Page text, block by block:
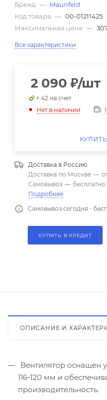
Бренд — Maunfeld
Код товара — 00-01211425
Максимальная цена —
Все характеристики
2 090 ₽/шт
+ 42 на счет
Нет в наличии
Доставка в Россию
Доставка по Москве —
Самовывоз — бесплатно
Подробнее
Самовывоз сегодня -
КУПИТЬ В КРЕДИТ
ОПИСАНИЕ И
Вентилятор оснащен
116-120 мм и
производительность.